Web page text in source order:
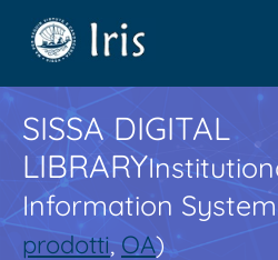
SISSA DIGITAL
LIBRARY
Information
prodotti,OA)